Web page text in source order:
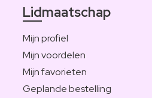
Lidmaatschap
Mijn profiel
Mijn voordelen
Mijn favorieten
Geplande bestelling